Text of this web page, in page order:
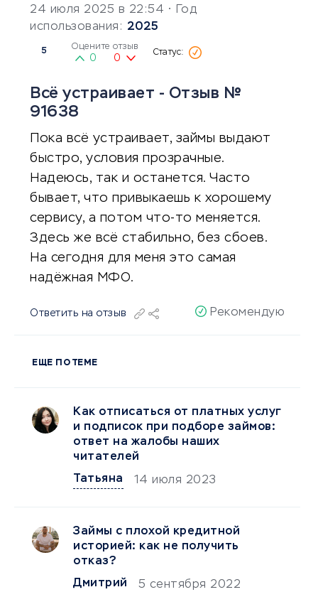
24 июля 2025 в 22:54 • Год
использования: 2025
5 Оцените отзыв
0 0
Всё устраивает - Отзыв №
91638
Пока всё устраивает, займы выдают
быстро, условия прозрачные.
Надеюсь, так и останется. Часто
бывает, что привыкаешь к хорошему
сервису, а потом что-то меняется.
Здесь же всё стабильно, без сбоев.
На сегодня для меня это самая
надёжная МФО.
Ответить на отзыв Рекомендую
ЕЩЕ ПО ТЕМЕ
Как отписаться от платных услуг
и подписок при подборе займов:
ответ на жалобы наших
читателей
Татьяна
14 июля 2023
Займы с плохой кредитной
историей: как не получить
отказ?
Дмитрий
5 сентября 2022